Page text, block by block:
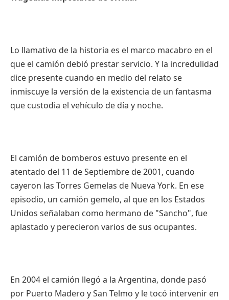
Lo llamativo de la historia es el marco macabro en el
que el camión debió prestar servicio. Y la incredulidad
dice presente cuando en medio del relato se
inmiscuye la versión de la existencia de un fantasma
que custodia el vehículo de día y noche.
El camión de bomberos estuvo presente en el
atentado del 11 de Septiembre de 2001, cuando
cayeron las Torres Gemelas de Nueva York. En ese
episodio, un camión gemelo, al que en los Estados
Unidos señalaban como hermano de "Sancho", fue
aplastado y perecieron varios de sus ocupantes.
En 2004 el camión llegó a la Argentina, donde pasó
por Puerto Madero y San Telmo y le tocó intervenir en